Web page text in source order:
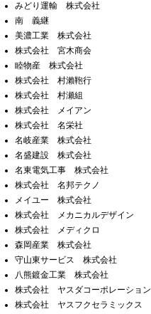
みどり運輸 株式会社
南 義継
美濃工業 株式会社
株式会社 宮木商会
睦物産 株式会社
株式会社 村瀨鞄行
株式会社 村瀬組
株式会社 メイアン
株式会社 名栄社
名岐産業 株式会社
名盛建設 株式会社
名東電気工事 株式会社
株式会社 名邦テクノ
メイユー 株式会社
株式会社 メカニカルデザイン
株式会社 メディクロ
森岡産業 株式会社
守山東サービス 株式会社
八熊鍍金工業 株式会社
株式会社 ヤスダコーポレーション
株式会社 ヤスフクセラミックス